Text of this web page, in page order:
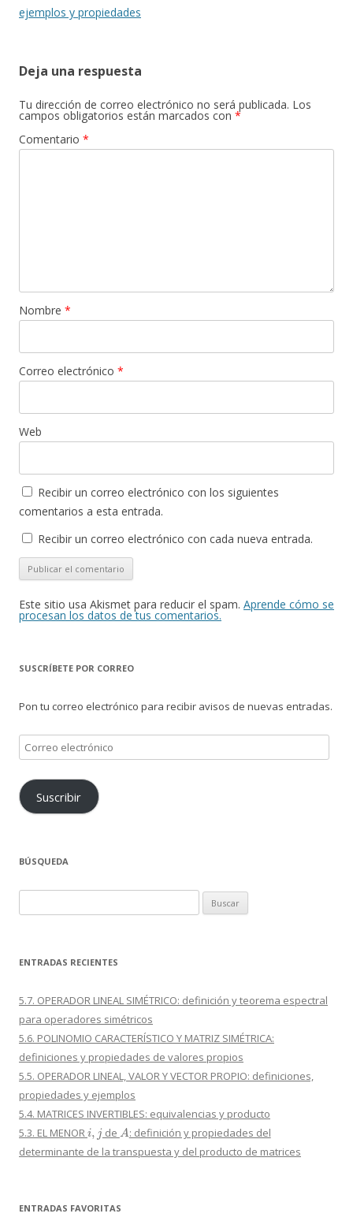
ejemplos y propiedades
Deja una respuesta
Tu dirección de correo electrónico no será publicada. Los
campos obligatorios están marcados con *
Comentario *
Nombre *
Correo electrónico *
Web
Recibir un correo electrónico con los siguientes
comentarios a esta entrada.
Recibir un correo electrónico con cada nueva entrada.
Este sitio usa Akismet para reducir el spam. Aprende cómo se
procesan los datos de tus comentarios.
SUSCRÍBETE POR CORREO
Pon tu correo electrónico para recibir avisos de nuevas entradas.
Correo
electrónico
Suscribir
BÚSQUEDA
ENTRADAS RECIENTES
5.7. OPERADOR LINEAL SIMÉTRICO: definición y teorema espectral
para operadores simétricos
5.6. POLINOMIO CARACTERÍSTICO Y MATRIZ SIMÉTRICA:
definiciones y propiedades de valores propios
5.5. OPERADOR LINEAL, VALOR Y VECTOR PROPIO: definiciones,
propiedades y ejemplos
5.4. MATRICES INVERTIBLES: equivalencias y producto
5.3. EL MENORi,j de A: definición y propiedades del
determinante de la transpuesta y del producto de matrices
ENTRADAS FAVORITAS